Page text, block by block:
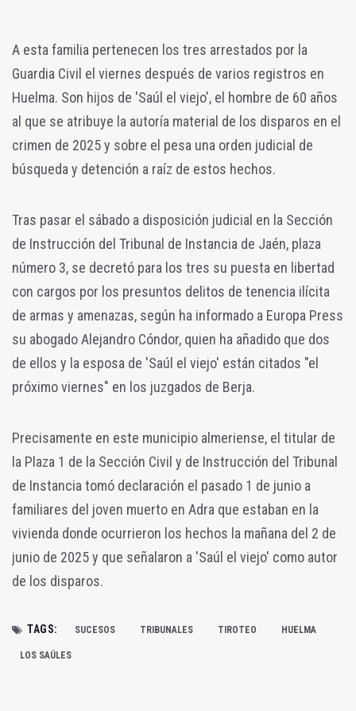
A esta familia pertenecen los tres arrestados por la
Guardia Civil el viernes después de varios registros en
Huelma. Son hijos de 'Saúl el viejo', el hombre de 60 años
al que se atribuye la autoría material de los disparos en el
crimen de 2025 y sobre el pesa una orden judicial de
búsqueda y detención a raíz de estos hechos.
Tras pasar el sábado a disposición judicial en la Sección
de Instrucción del Tribunal de Instancia de Jaén, plaza
número 3, se decretó para los tres su puesta en libertad
con cargos por los presuntos delitos de tenencia ilícita
de armas y amenazas, según ha informado a Europa Press
su abogado Alejandro Cóndor, quien ha añadido que dos
de ellos y la esposa de 'Saúl el viejo' están citados "el
próximo viernes" en los juzgados de Berja.
Precisamente en este municipio almeriense, el titular de
la Plaza 1 de la Sección Civil y de Instrucción del Tribunal
de Instancia tomó declaración el pasado 1 de junio a
familiares del joven muerto en Adra que estaban en la
vivienda donde ocurrieron los hechos la mañana del 2 de
junio de 2025 y que señalaron a 'Saúl el viejo' como autor
de los disparos.
TAGS: SUCESOS TRIBUNALES TIROTEO HUELMA
LOS SAÚLES